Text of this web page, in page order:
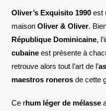
Oliver’s Exquisito 1990est
maison Oliver & Oliver.
République Dominicaine,
cubaineest présente à
retrouve alors tout l’art de l’
maestros ronerosde cette
Ce rhum léger de mélasse